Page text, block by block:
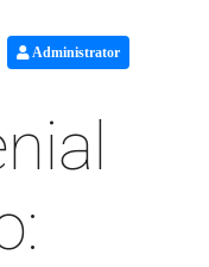
Administrator